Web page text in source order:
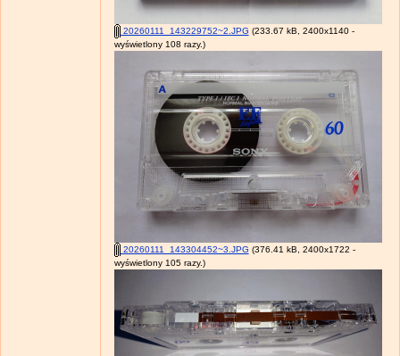
20260111_143229752~2.JPG (233.67 kB, 2400x1140 -
wyświetlony 108 razy.)
20260111_143304452~3.JPG (376.41 kB, 2400x1722 -
wyświetlony 105 razy.)